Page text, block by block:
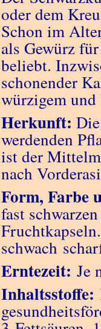
oder dem
Schon im
als Gewürz
beliebt.
schonender
würzigem und
Herkunft:
werdenden
ist der
nach
Form, Farbe
fast
schwach
Erntezeit:Je
Inhaltsstoffe: